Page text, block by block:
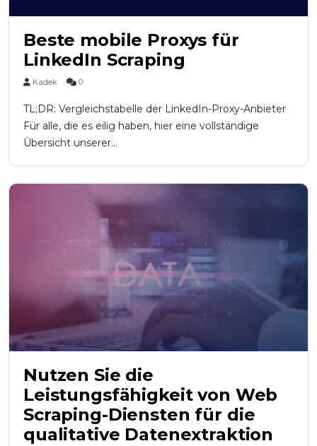
Beste mobile Proxys für
LinkedIn Scraping
Kadek 0
TL;DR: Vergleichstabelle der LinkedIn-Proxy-Anbieter
Für alle, die es eilig haben, hier eine vollständige
Übersicht unserer...
Nutzen Sie die
Leistungsfähigkeit von Web
Scraping-Diensten für die
qualitative Datenextraktion